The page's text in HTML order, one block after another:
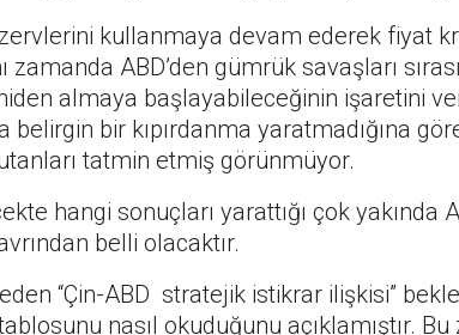
kullanmaya devam ederek fiyat
zamanda ABD’den gümrük savaşları
almaya başlayabileceğinin işaretini
belirgin bir kıpırdanma yaratmadığına
tatmin etmiş görünmüyor.
hangi sonuçları yarattığı çok yakında
belli olacaktır.
“Çin-ABD stratejik istikrar ilişkisi”
nasıl okuduğunu açıklamıştır. Bu